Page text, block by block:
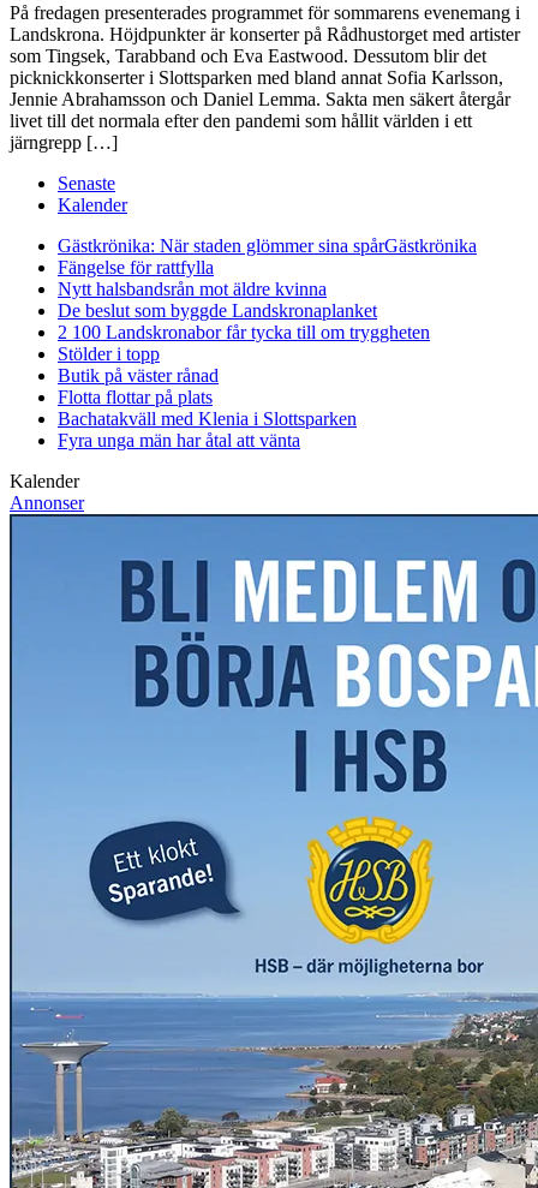
På fredagen presenterades programmet för sommarens evenemang i
Landskrona. Höjdpunkter är konserter på Rådhustorget med artister
som Tingsek, Tarabband och Eva Eastwood. Dessutom blir det
picknickkonserter i Slottsparken med bland annat Sofia Karlsson,
Jennie Abrahamsson och Daniel Lemma. Sakta men säkert återgår
livet till det normala efter den pandemi som hållit världen i ett
järngrepp […]
Senaste
Kalender
Gästkrönika: När staden glömmer sina spårGästkrönika
Fängelse för rattfylla
Nytt halsbandsrån mot äldre kvinna
De beslut som byggde Landskronaplanket
2 100 Landskronabor får tycka till om tryggheten
Stölder i topp
Butik på väster rånad
Flotta flottar på plats
Bachatakväll med Klenia i Slottsparken
Fyra unga män har åtal att vänta
Kalender
Annonser